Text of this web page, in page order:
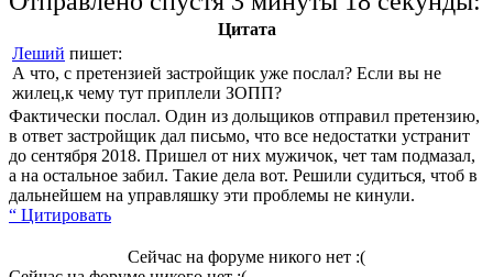
Цитата
Леший пишет:
А что, с претензией застройщик уже послал? Если вы не
жилец,к чему тут приплели ЗОПП?
Фактически послал. Один из дольщиков отправил претензию,
в ответ застройщик дал письмо, что все недостатки устранит
до сентября 2018. Пришел от них мужичок, чет там подмазал,
а на остальное забил. Такие дела вот. Решили судиться, чтоб в
дальнейшем на управляшку эти проблемы не кинули.
“ Цитировать
Сейчас на форуме никого нет :(